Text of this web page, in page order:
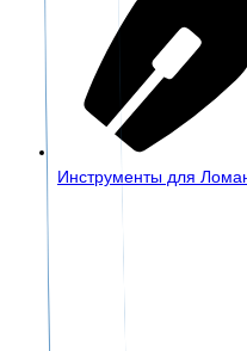
Инструменты для